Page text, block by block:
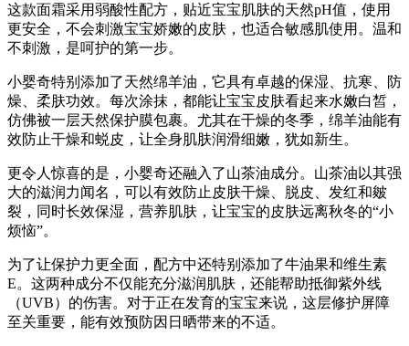
这款面霜采用弱酸性配方，贴近宝宝肌肤的天然pH值，使用
更安全，不会刺激宝宝娇嫩的皮肤，也适合敏感肌使用。温和
不刺激，是呵护的第一步。
小婴奇特别添加了天然绵羊油，它具有卓越的保湿、抗寒、防
燥、柔肤功效。每次涂抹，都能让宝宝皮肤看起来水嫩白皙，
仿佛被一层天然保护膜包裹。尤其在干燥的冬季，绵羊油能有
效防止干燥和蜕皮，让全身肌肤润滑细嫩，犹如新生。
更令人惊喜的是，小婴奇还融入了山茶油成分。山茶油以其强
大的滋润力闻名，可以有效防止皮肤干燥、脱皮、发红和皴
裂，同时长效保湿，营养肌肤，让宝宝的皮肤远离秋冬的“小
烦恼”。
为了让保护力更全面，配方中还特别添加了牛油果和维生素
E。这两种成分不仅能充分滋润肌肤，还能帮助抵御紫外线
（UVB）的伤害。对于正在发育的宝宝来说，这层修护屏障
至关重要，能有效预防因日晒带来的不适。